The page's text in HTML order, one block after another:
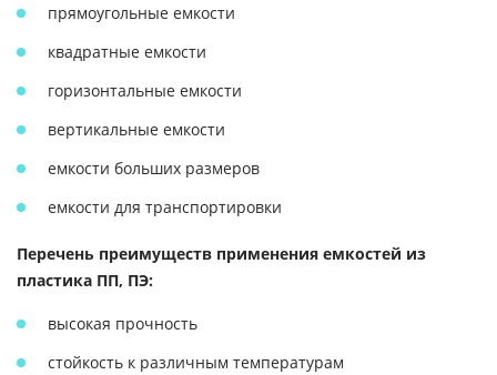
прямоугольные емкости
квадратные емкости
горизонтальные емкости
вертикальные емкости
емкости больших размеров
емкости для транспортировки
Перечень преимуществ применения емкостей из
пластика ПП, ПЭ:
высокая прочность
стойкость к различным температурам